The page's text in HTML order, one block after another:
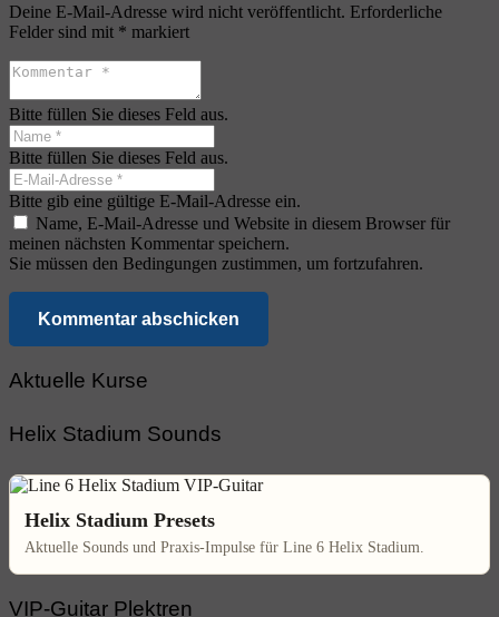
Deine E-Mail-Adresse wird nicht veröffentlicht. Erforderliche
Felder sind mit * markiert
Bitte füllen Sie dieses Feld aus.
Bitte füllen Sie dieses Feld aus.
Bitte gib eine gültige E-Mail-Adresse ein.
Name, E-Mail-Adresse und Website in diesem Browser für
meinen nächsten Kommentar speichern.
Sie müssen den Bedingungen zustimmen, um fortzufahren.
Kommentar abschicken
Aktuelle Kurse
Helix Stadium Sounds
Helix Stadium Presets
Aktuelle Sounds und Praxis-Impulse für Line 6 Helix Stadium.
VIP-Guitar Plektren